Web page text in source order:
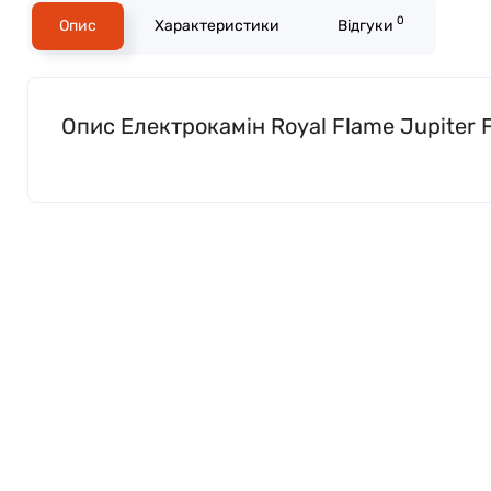
Опис Характеристики Відгуки 0
Опис Електрокамін Royal Flame Jupiter